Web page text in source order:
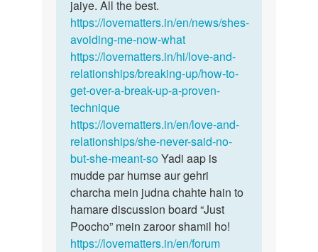
tiwari
jaiye. All the best.
https://lovematters.in/en/news/shes-
avoiding-me-now-what
https://lovematters.in/hi/love-and-
relationships/breaking-up/how-to-
get-over-a-break-up-a-proven-
technique
https://lovematters.in/en/love-and-
relationships/she-never-said-no-
but-she-meant-soYadi aap is
mudde par humse aur gehri
charcha mein judna chahte hain to
hamare discussion board “Just
Poocho” mein zaroor shamil ho!
https://lovematters.in/en/forum